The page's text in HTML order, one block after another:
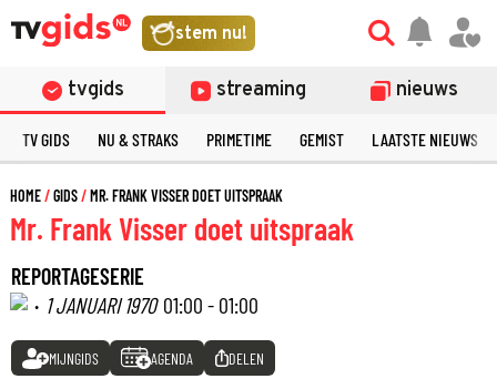
stem nu!
tvgids streaming nieuws
TV GIDS NU & STRAKS PRIMETIME GEMIST LAATSTE NIEUWS
HOME GIDS MR. FRANK VISSER DOET UITSPRAAK
Mr. Frank Visser doet uitspraak
REPORTAGESERIE
· 1 JANUARI 1970 01:00 - 01:00
MIJNGIDS AGENDA DELEN